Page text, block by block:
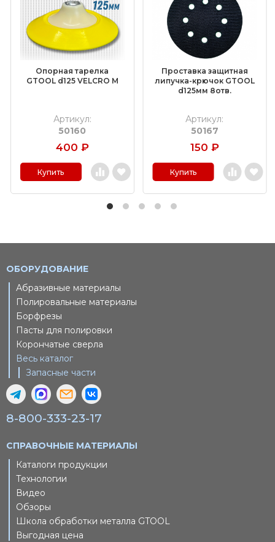
Опорная тарелка
GTOOL d125 VELCRO М
Артикул:
50160
400 ₽
Купить
Проставка защитная
липучка-крючок GTOOL
d125мм 8отв.
Артикул:
50167
150 ₽
Купить
ОБОРУДОВАНИЕ
Абразивные материалы
Полировальные материалы
Борфрезы
Пасты для полировки
Корончатые сверла
Весь каталог
Запасные части
8-800-333-23-17
СПРАВОЧНЫЕ МАТЕРИАЛЫ
Каталоги продукции
Технологии
Видео
Обзоры
Школа обработки металла GTOOL
Выгодная цена